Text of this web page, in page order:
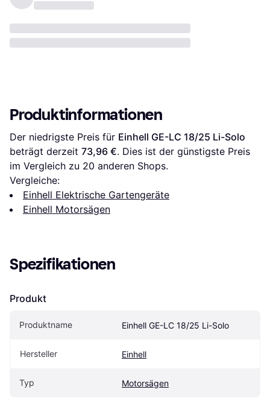
Produktinformationen
Der niedrigste Preis für Einhell GE-LC 18/25 Li-Solo
beträgt derzeit 73,96 €. Dies ist der günstigste Preis
im Vergleich zu 20 anderen Shops.
Vergleiche:
Einhell Elektrische Gartengeräte
Einhell Motorsägen
Spezifikationen
Produkt
Produktname Einhell GE-LC 18/25 Li-Solo
Hersteller Einhell
Typ Motorsägen